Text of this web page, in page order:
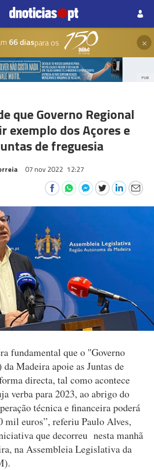
66 diaspara os ×
PUB
que Governo Regional
exemplo dos Açores e
de freguesia
07 nov 2022 12:27
fundamental que o "Governo
Madeira apoie as Juntas de
directa, tal como acontece
verba para 2023, ao abrigo do
técnica e financeira poderá
mil euros”, referiu Paulo Alves,
que decorreu nesta manhã
na Assembleia Legislativa da